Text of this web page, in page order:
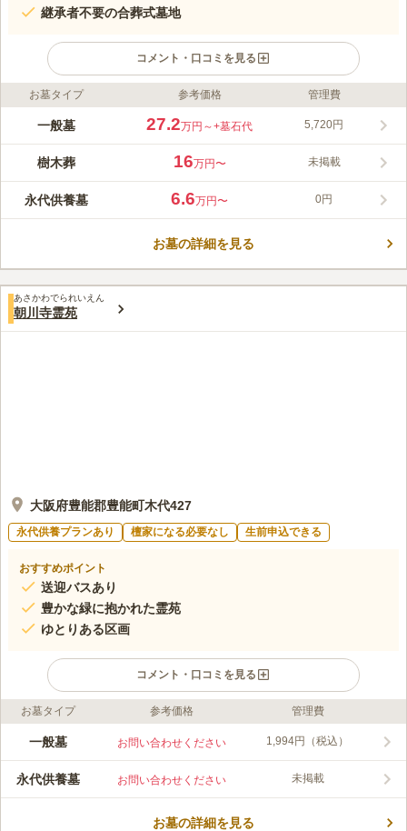
継承者不要の合葬式墓地
コメント・口コミを見る
ライフドット編集部のコメント
西洋の美しい雰囲気を取り入れた、心が洗われるような気持ちに
摂の大自然に見守られている立地です。野鳥など、野生の動物た
ちが見られることもある落ち着きのある霊園で、新緑、桜、紅葉
が設置されている休憩所や、17か所に設置されている駐車場で墓
参者の世代やニーズに対応されています。一般財団法人大阪府タ
ウン管理財団が霊園管理する信頼性の高い霊園です。
霊園到着の5分くらい前には広い駐車場のあるお食事処がある。
霊園内にもお墓に関する色々な手続きのできる管理事務所や冷暖房の効い
た休憩所、また併設の供花販売コーナーがあり、お線香やロウソクなども
そこで揃えることが出来ます。
お墓タイプ 参考価格 管理費
一般墓 27.2万円～+墓石代 5,720円
樹木葬 16万円〜 未掲載
永代供養墓 6.6万円〜 0円
お墓の詳細を見る
あさかわでられいえん
朝川寺霊苑
大阪府豊能郡豊能町木代427
永代供養プランあり 檀家になる必要なし 生前申込できる
おすすめポイント
送迎バスあり
豊かな緑に抱かれた霊苑
ゆとりある区画
コメント・口コミを見る
ライフドット編集部のコメント
曹洞宗の浅川寺のお墓です。 全区画東向きで、うららかな陽射
ことができるので、外国籍の方でお墓を探している方にもおすす
めです。 駐車場を完備しており、お墓の近くまで車の乗り入れ
りすることができます。
お墓タイプ 参考価格 管理費
一般墓 お問い合わせください 1,994円（税込）
永代供養墓 お問い合わせください 未掲載
お墓の詳細を見る